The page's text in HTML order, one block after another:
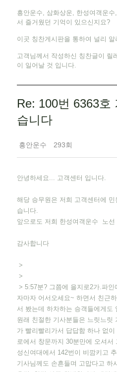
흥안운수, 삼화상운, 한성여객운
서 즐거웠던 기억이 있으신지요?
이곳 칭찬게시판을 통하여 널리
고객님께서 작성하신 칭찬글이 릴
이 일어날 것 입니다.
Re: 100번 6363호
습니다
흥안운수 293회
안녕하세요... 고객센터 입니다.
해당 승무원은 저희 고객센터에
습니다.
앞으로도 저희 한성여객운수 노
감사합니다
>
>
> 5:57분? 그쯤에 을지로2가.파
자마자 어서오세요~ 하면서 친근
서 봤는데 하차하는 승객들에게도
원래 친절한 기사분들은 느릿느릿
가 빨리빨리가서 답답함 하나 없
로에서 창문까지 30분만에 오셔
성신여대에서 142번이 비깜키고
기사님께도 손흔들며 고맙다고 하